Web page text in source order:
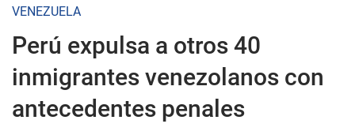
VENEZUELA
Perú expulsa a otros 40
inmigrantes venezolanos con
antecedentes penales